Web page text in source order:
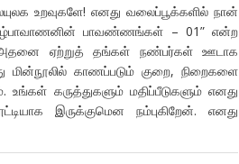
உறவுகளே! எனது வலைப்பூக்களில் நான்
பாவண்ணங்கள் – 01” என்ற
அதனை ஏற்றுத் தங்கள் நண்பர்கள் ஊடாக
காணப்படும் குறை, நிறைகளை
கருத்துகளும் மதிப்பீடுகளும் எனது
இருக்குமென நம்புகிறேன். எனது